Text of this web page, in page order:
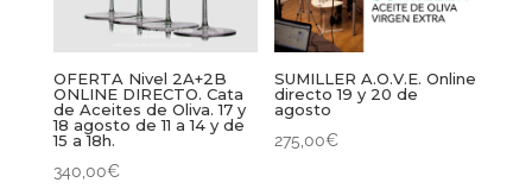
OFERTA Nivel 2A+2B
ONLINE DIRECTO. Cata
de Aceites de Oliva. 17 y
18 agosto de 11 a 14 y de
15 a 18h.
340,00€
SUMILLER A.O.V.E. Online
directo 19 y 20 de
agosto
275,00€